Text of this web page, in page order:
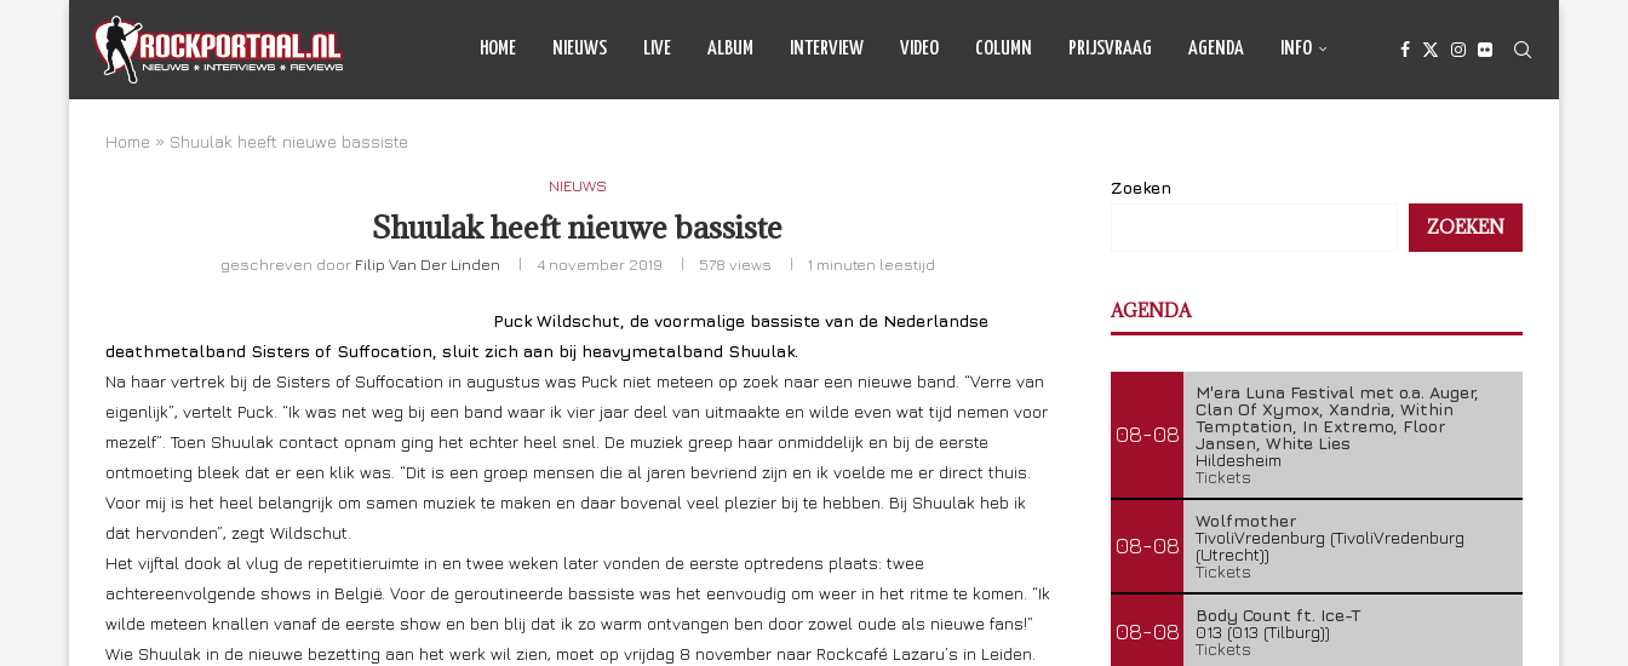
HOME NIEUWS LIVE ALBUM INTERVIEW VIDEO COLUMN PRIJSVRAAG AGENDA INFO
Home » Shuulak heeft nieuwe bassiste
NIEUWS
Shuulak heeft nieuwe bassiste
geschreven door Filip Van Der Linden 4 november 2019 578 views 1 minuten leestijd
Puck Wildschut, de voormalige bassiste van de Nederlandse
deathmetalband Sisters of Suffocation, sluit zich aan bij heavymetalband Shuulak.
Na haar vertrek bij de Sisters of Suffocation in augustus was Puck niet meteen op zoek naar een nieuwe band. “Verre van
eigenlijk”, vertelt Puck. “Ik was net weg bij een band waar ik vier jaar deel van uitmaakte en wilde even wat tijd nemen voor
mezelf”. Toen Shuulak contact opnam ging het echter heel snel. De muziek greep haar onmiddelijk en bij de eerste
ontmoeting bleek dat er een klik was. “Dit is een groep mensen die al jaren bevriend zijn en ik voelde me er direct thuis.
Voor mij is het heel belangrijk om samen muziek te maken en daar bovenal veel plezier bij te hebben. Bij Shuulak heb ik
dat hervonden”, zegt Wildschut.
Het vijftal dook al vlug de repetitieruimte in en twee weken later vonden de eerste optredens plaats: twee
achtereenvolgende shows in België. Voor de geroutineerde bassiste was het eenvoudig om weer in het ritme te komen. “Ik
wilde meteen knallen vanaf de eerste show en ben blij dat ik zo warm ontvangen ben door zowel oude als nieuwe fans!”
Wie Shuulak in de nieuwe bezetting aan het werk wil zien, moet op vrijdag 8 november naar Rockcafé Lazaru’s in Leiden.
Zoeken
ZOEKEN
AGENDA
08-08
M'era Luna Festival met o.a. Auger,
Clan Of Xymox, Xandria, Within
Temptation, In Extremo, Floor
Jansen, White Lies
Hildesheim
Tickets
08-08
Wolfmother
TivoliVredenburg (TivoliVredenburg
(Utrecht))
Tickets
08-08
Body Count ft. Ice-T
013 (013 (Tilburg))
Tickets